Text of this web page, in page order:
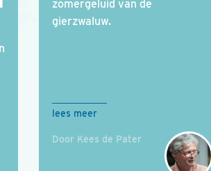
zomergeluid van de
gierzwaluw.
lees meer
Door Kees de Pater